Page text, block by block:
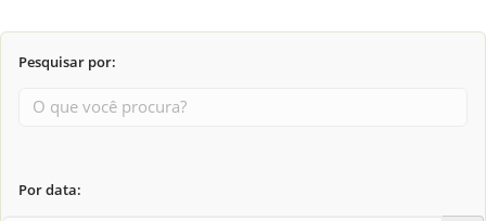
Pesquisar por:
Por data: